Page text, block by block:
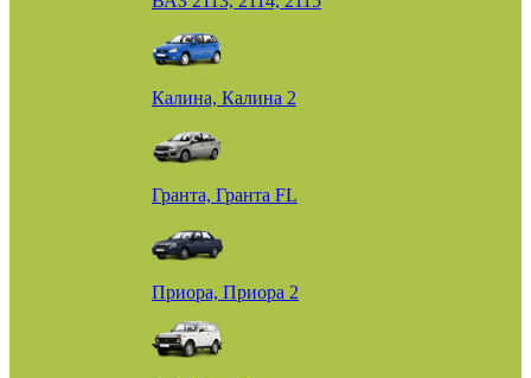
Калина, Калина 2
Гранта, Гранта FL
Приора, Приора 2